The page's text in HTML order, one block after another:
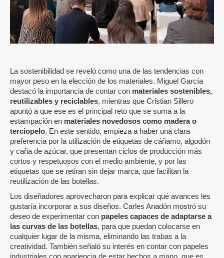
La sostenibilidad se reveló como una de las tendencias con
mayor peso en la elección de los materiales. Miguel García
destacó la importancia de contar con materiales sostenibles,
reutilizables y reciclables, mientras que Cristian Sillero
apuntó a que ese es el principal reto que se suma a la
estampación en materiales novedosos como madera o
terciopelo. En este sentido, empieza a haber una clara
preferencia por la utilización de etiquetas de cáñamo, algodón
y caña de azúcar, que presentan ciclos de producción más
cortos y respetuosos con el medio ambiente, y por las
etiquetas que se retiran sin dejar marca, que facilitan la
reutilización de las botellas.
Los diseñadores aprovecharon para explicar qué avances les
gustaría incorporar a sus diseños. Carles Anadón mostró su
deseo de experimentar con papeles capaces de adaptarse a
las curvas de las botellas, para que puedan colocarse en
cualquier lugar de la misma, eliminando las trabas a la
creatividad. También señaló su interés en contar con papeles